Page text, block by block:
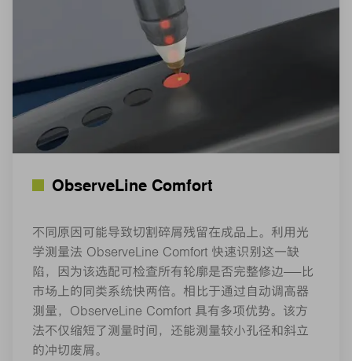
ObserveLine Comfort
不同原因可能导致切割碎屑残留在成品上。利用光
学测量法 ObserveLine Comfort 快速识别这一缺
陷，因为该选配可检查所有轮廓是否完整修边——比
市场上的同类系统快两倍。相比于通过自动调高器
测量，ObserveLine Comfort 具有多项优势。该方
法不仅缩短了测量时间，还能测量较小孔径和斜立
的冲切废屑。